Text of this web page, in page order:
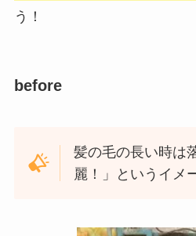
う！
before
髪の毛の長い時は
麗！」というイメ